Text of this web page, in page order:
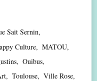
Sait Sernin
Culture
MATOU
Ouibus
Toulouse Ville Rose